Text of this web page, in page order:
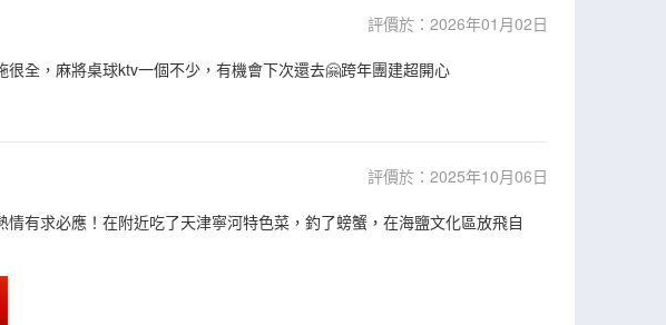
評價於：2026年01月02日
全，麻將桌球ktv一個不少，有機會下次還去🤗跨年團建超開心
評價於：2025年10月06日
有求必應！在附近吃了天津寧河特色菜，釣了螃蟹，在海鹽文化區放飛自